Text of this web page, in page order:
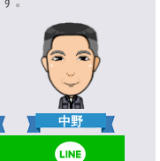
中野